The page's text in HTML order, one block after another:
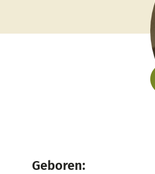
Geboren: